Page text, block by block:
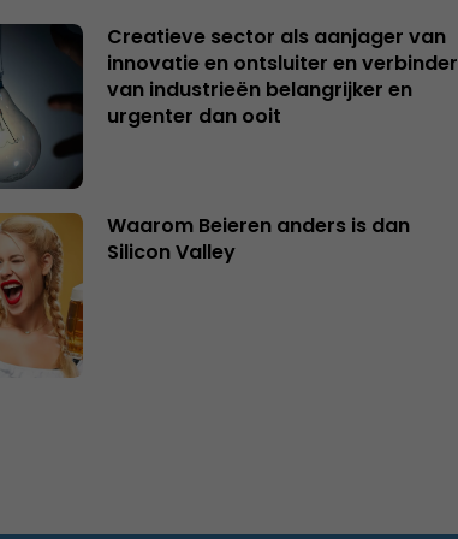
Creatieve sector als aanjager van
innovatie en ontsluiter en verbinder
van industrieën belangrijker en
urgenter dan ooit
Waarom Beieren anders is dan
Silicon Valley